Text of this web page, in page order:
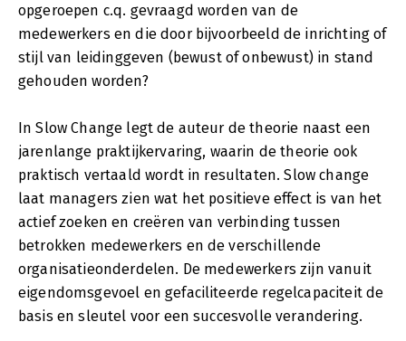
opgeroepen c.q. gevraagd worden van de
medewerkers en die door bijvoorbeeld de inrichting of
stijl van leidinggeven (bewust of onbewust) in stand
gehouden worden?
In Slow Change legt de auteur de theorie naast een
jarenlange praktijkervaring, waarin de theorie ook
praktisch vertaald wordt in resultaten. Slow change
laat managers zien wat het positieve effect is van het
actief zoeken en creëren van verbinding tussen
betrokken medewerkers en de verschillende
organisatieonderdelen. De medewerkers zijn vanuit
eigendomsgevoel en gefaciliteerde regelcapaciteit de
basis en sleutel voor een succesvolle verandering.